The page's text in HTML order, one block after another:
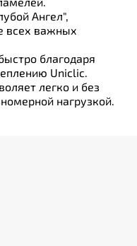
Ангел",
всех важных
благодаря
Uniclic.
легко и без
нагрузкой.